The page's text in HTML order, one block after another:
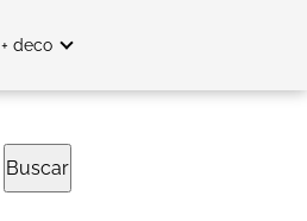
+ deco
Buscar